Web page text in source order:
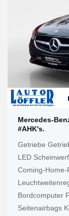
Mercedes-
#AHK's.
Getriebe
LED
Coming-
Bordcomputer
Seitenairbags